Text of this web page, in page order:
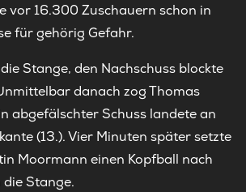
vor 16.300 Zuschauern schon in
für gehörig Gefahr.
Stange, den Nachschuss blockte
danach zog Thomas
abgefälschter Schuss landete an
(13.). Vier Minuten später setzte
Moormann einen Kopfball nach
Stange.